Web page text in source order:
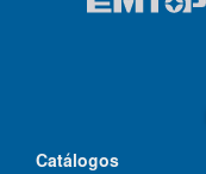
Catálogos